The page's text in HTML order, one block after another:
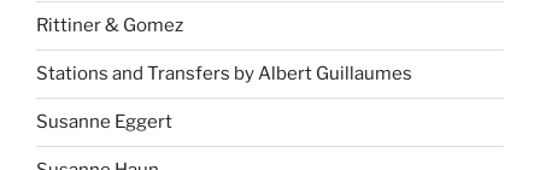
Rittiner & Gomez
Stations and Transfers by Albert Guillaumes
Susanne Eggert